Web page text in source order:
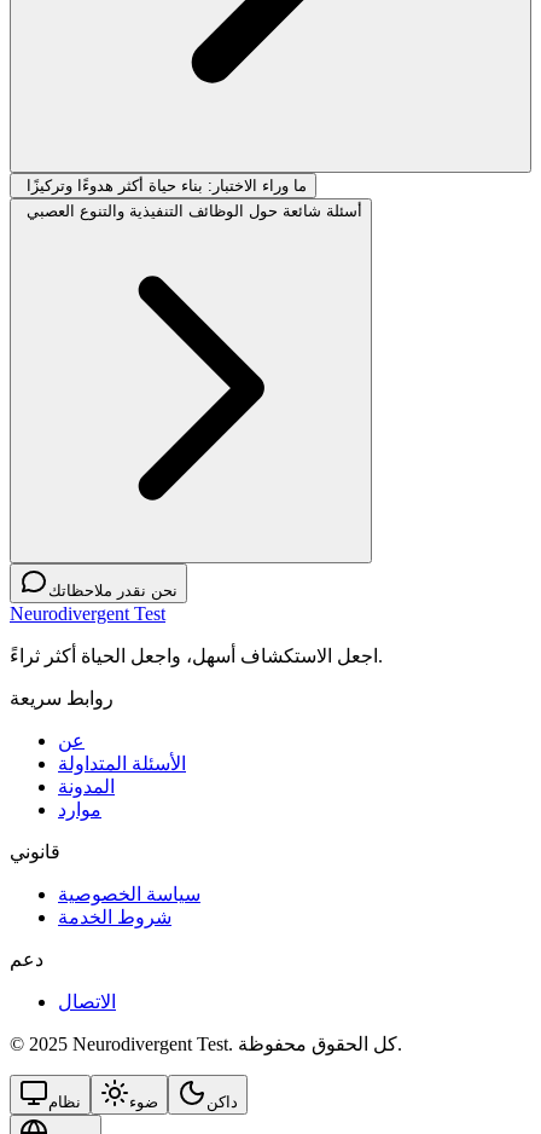
ما وراء الاختبار: بناء حياة أكثر هدوءًا وتركيزًا
أسئلة شائعة حول الوظائف التنفيذية والتنوع العصبي
نحن نقدر ملاحظاتك
Neurodivergent Test
اجعل الاستكشاف أسهل، واجعل الحياة أكثر ثراءً.
روابط سريعة
عن
الأسئلة المتداولة
المدونة
موارد
قانوني
سياسة الخصوصية
شروط الخدمة
دعم
الاتصال
© 2025 Neurodivergent Test. كل الحقوق محفوظة.
نظام ضوء داكن